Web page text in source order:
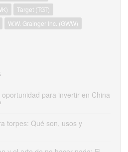
Target (TGT)
W.W. Grainger Inc. (GWW)
para invertir en China
torpes: Qué son, usos y